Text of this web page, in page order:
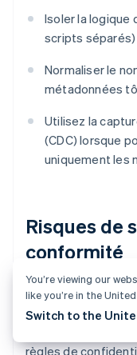
Isoler la logique
scripts
Normaliser le
métadonnées
Utilisez la
(CDC) lorsque
uniquement les
Risques de
conformité
Déplacer des
informations clients
règles de
You’re viewing our
like you’re in the
Switch to the